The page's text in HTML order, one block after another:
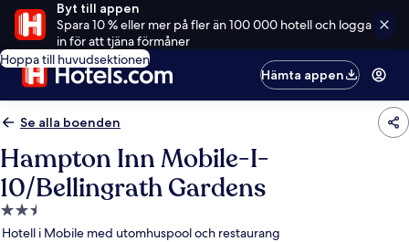
Byt till appen
Spara 10 % eller mer på fler än 100 000 hotell och logga
in för att tjäna förmåner
Hoppa till huvudsektionen
Hämta appen
Se alla boenden
Hampton Inn Mobile-I-
10/Bellingrath Gardens
2.5-
stjärnigt
Hotell i Mobile med utomhuspool och restaurang